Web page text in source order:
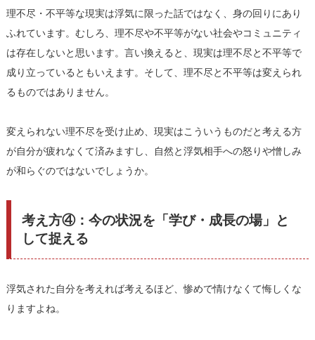
理不尽・不平等な現実は浮気に限った話ではなく、身の回りにあり
ふれています。むしろ、理不尽や不平等がない社会やコミュニティ
は存在しないと思います。言い換えると、現実は理不尽と不平等で
成り立っているともいえます。そして、理不尽と不平等は変えられ
るものではありません。
変えられない理不尽を受け止め、現実はこういうものだと考える方
が自分が疲れなくて済みますし、自然と浮気相手への怒りや憎しみ
が和らぐのではないでしょうか。
考え方④：今の状況を「学び・成長の場」と
して捉える
浮気された自分を考えれば考えるほど、惨めで情けなくて悔しくな
りますよね。